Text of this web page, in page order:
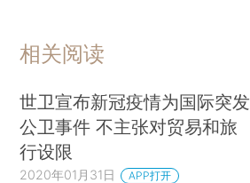
相关阅读
世卫宣布新冠疫情为国际突发
公卫事件 不主张对贸易和旅
行设限
2020年01月31日 APP打开